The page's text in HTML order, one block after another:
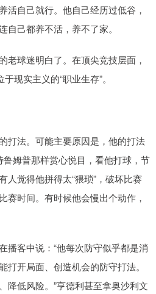
活自己就行。他自己经历过低谷，
自己都养不活，养不了家。
老球迷明白了。在顶尖竞技层面，
现实主义的“职业生存”。
打法。可能主要原因是，他的打法
鲁姆普那样赏心悦目，看他打球，节
人觉得他拼得太“猥琐”，破坏比赛
赛时间。有时候他会慢出个动作，
播客中说：“他每次防守似乎都是消
打开局面、创造机会的防守打法。
降低风险。”亨德利甚至拿奥沙利文